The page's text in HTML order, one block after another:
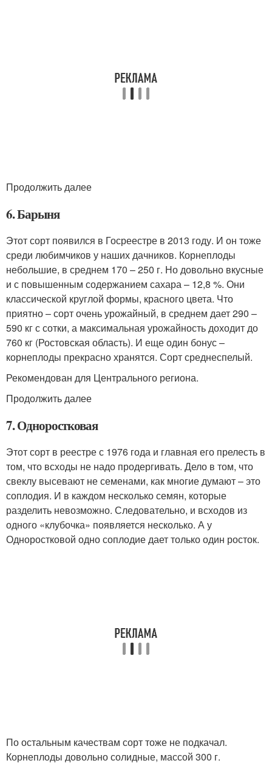
Продолжить далее
6. Барыня
Этот сорт появился в Госреестре в 2013 году. И он тоже
среди любимчиков у наших дачников. Корнеплоды
небольшие, в среднем 170 – 250 г. Но довольно вкусные
и с повышенным содержанием сахара – 12,8 %. Они
классической круглой формы, красного цвета. Что
приятно – сорт очень урожайный, в среднем дает 290 –
590 кг с сотки, а максимальная урожайность доходит до
760 кг (Ростовская область). И еще один бонус –
корнеплоды прекрасно хранятся. Сорт среднеспелый.
Рекомендован для Центрального региона.
Продолжить далее
7. Одноростковая
Этот сорт в реестре с 1976 года и главная его прелесть в
том, что всходы не надо продергивать. Дело в том, что
свеклу высевают не семенами, как многие думают – это
соплодия. И в каждом несколько семян, которые
разделить невозможно. Следовательно, и всходов из
одного «клубочка» появляется несколько. А у
Одноростковой одно соплодие дает только один росток.
По остальным качествам сорт тоже не подкачал.
Корнеплоды довольно солидные, массой 300 г.